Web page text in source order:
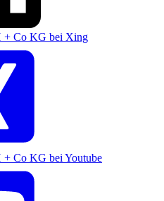
+ Co KG bei Xing
+ Co KG bei Youtube